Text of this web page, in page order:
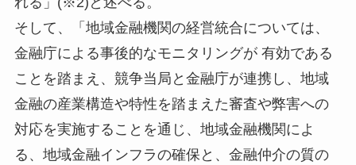
そして、「地域金融機関の経営統合については、
金融庁による事後的なモニタリングが 有効である
ことを踏まえ、競争当局と金融庁が連携し、地域
金融の産業構造や特性を踏まえた審査や弊害への
対応を実施することを通じ、地域金融機関によ
る、地域金融インフラの確保と、金融仲介の質の